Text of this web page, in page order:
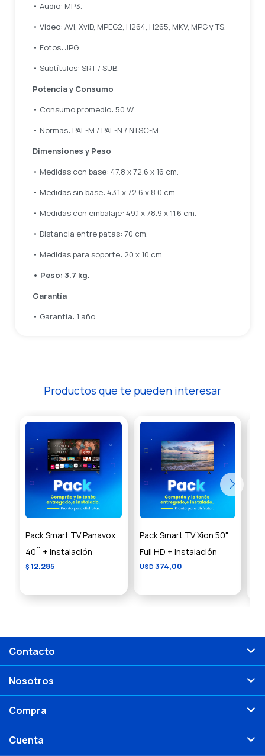
• Audio: MP3.
• Video: AVI, XviD, MPEG2, H264, H265, MKV, MPG y TS.
• Fotos: JPG.
• Subtítulos: SRT / SUB.
Potencia y Consumo
• Consumo promedio: 50 W.
• Normas: PAL-M / PAL-N / NTSC-M.
Dimensiones y Peso
• Medidas con base: 47.8 x 72.6 x 16 cm.
• Medidas sin base: 43.1 x 72.6 x 8.0 cm.
• Medidas con embalaje: 49.1 x 78.9 x 11.6 cm.
• Distancia entre patas: 70 cm.
• Medidas para soporte: 20 x 10 cm.
• Peso: 3.7 kg.
Garantía
• Garantía: 1 año.
Productos que te pueden interesar
Pack Smart TV Panavox
40¨ + Instalación
$ 12.285
Pack Smart TV Xion 50"
Full HD + Instalación
USD 374,00
Contacto
Nosotros
Compra
Cuenta